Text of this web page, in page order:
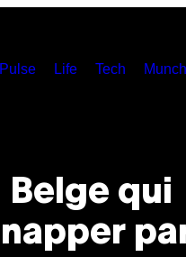
Pulse Life Tech
Belge qui